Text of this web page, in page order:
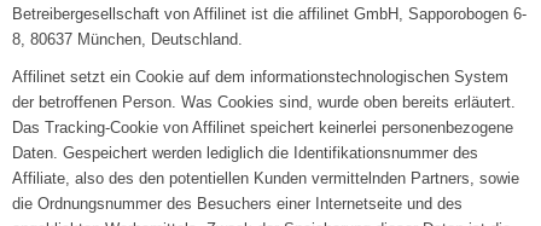
Betreibergesellschaft von Affilinet ist die affilinet GmbH, Sapporobogen 6-
8, 80637 München, Deutschland.
Affilinet setzt ein Cookie auf dem informationstechnologischen System
der betroffenen Person. Was Cookies sind, wurde oben bereits erläutert.
Das Tracking-Cookie von Affilinet speichert keinerlei personenbezogene
Daten. Gespeichert werden lediglich die Identifikationsnummer des
Affiliate, also des den potentiellen Kunden vermittelnden Partners, sowie
die Ordnungsnummer des Besuchers einer Internetseite und des